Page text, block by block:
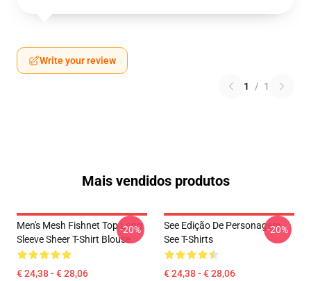
Write your review
1 / 1
Mais vendidos produtos
Men's Mesh Fishnet Top Long
Sleeve Sheer T-Shirt Blouse
€ 24,38 - € 28,06
-20%
See Edição De Personagem
See T-Shirts
€ 24,38 - € 28,06
-20%